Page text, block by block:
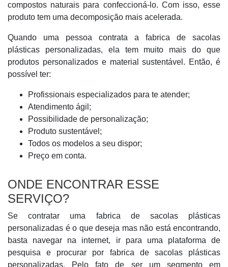
compostos naturais para confeccioná-lo. Com isso, esse
produto tem uma decomposição mais acelerada.
Quando uma pessoa contrata a fabrica de sacolas
plásticas personalizadas, ela tem muito mais do que
produtos personalizados e material sustentável. Então, é
possível ter:
Profissionais especializados para te atender;
Atendimento ágil;
Possibilidade de personalização;
Produto sustentável;
Todos os modelos a seu dispor;
Preço em conta.
ONDE ENCONTRAR ESSE
SERVIÇO?
Se contratar uma fabrica de sacolas plásticas
personalizadas é o que deseja mas não está encontrando,
basta navegar na internet, ir para uma plataforma de
pesquisa e procurar por fabrica de sacolas plásticas
personalizadas. Pelo fato de ser um segmento em